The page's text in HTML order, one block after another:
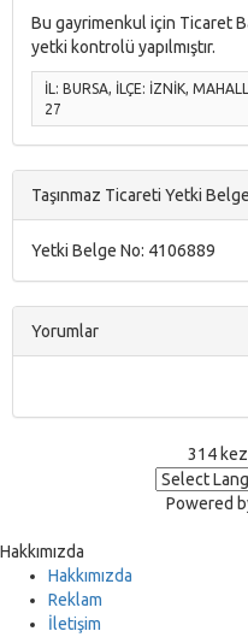
Bu gayrimenkul için Ticaret
yetki kontrolü yapılmıştır.
İL: BURSA, İLÇE: İZNİK,
27
Taşınmaz Ticareti Yetki
Yetki Belge No: 4106889
Yorumlar
314
Powered
Hakkımızda
Hakkımızda
Reklam
İletişim